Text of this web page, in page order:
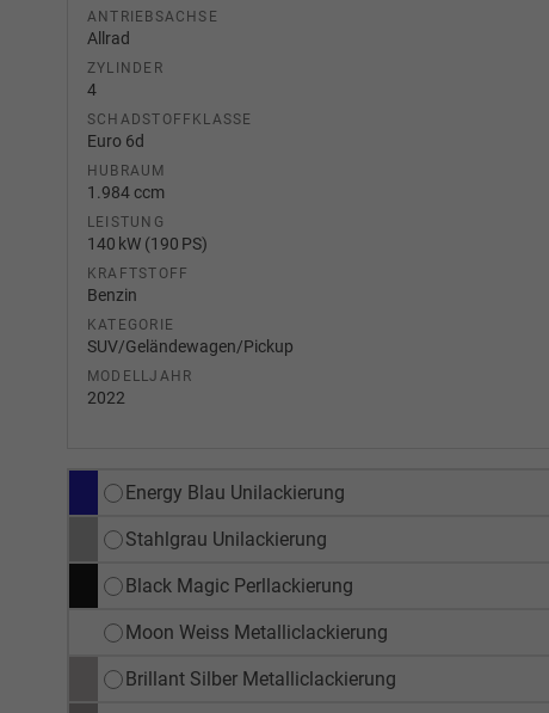
ANTRIEBSACHSE
Allrad
ZYLINDER
4
SCHADSTOFFKLASSE
Euro 6d
HUBRAUM
1.984 ccm
LEISTUNG
140 kW (190 PS)
KRAFTSTOFF
Benzin
KATEGORIE
SUV/Geländewagen/Pickup
MODELLJAHR
2022
Energy Blau Unilackierung
Stahlgrau Unilackierung
Black Magic Perllackierung
Moon Weiss Metalliclackierung
Brillant Silber Metalliclackierung